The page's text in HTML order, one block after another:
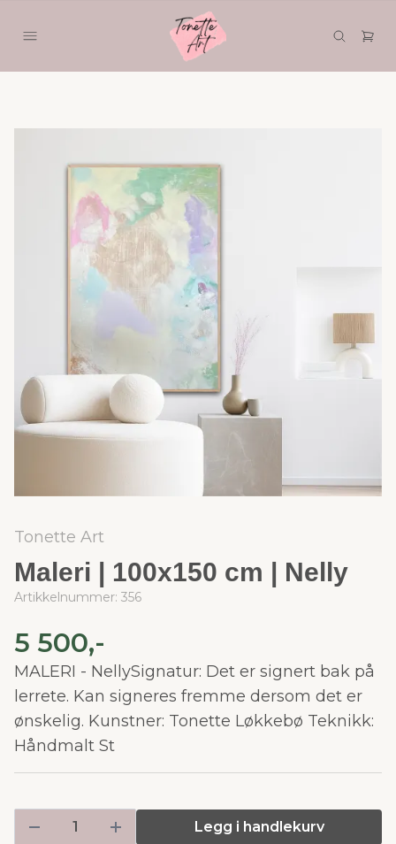
Tonette Art
Maleri | 100x150 cm | Nelly
Artikkelnummer: 356
5 500,-
MALERI - NellySignatur: Det er signert bak på
lerrete. Kan signeres fremme dersom det er
ønskelig. Kunstner: Tonette Løkkebø Teknikk:
Håndmalt St
Legg i handlekurv